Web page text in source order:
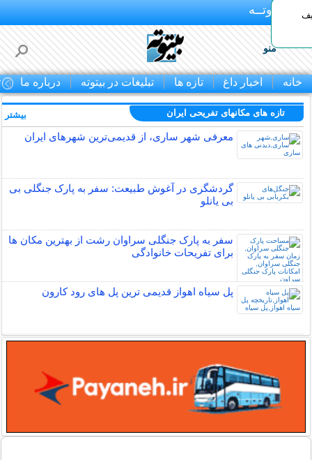
بـیتوتــه
منو
خانه اخبار داغ تازه ها تبلیغات در بیتوته درباره ما
تازه های مکانهای تفریحی ايران
معرفی شهر ساری، از قدیمی‌ترین شهرهای ایران
گردشگری در آغوش طبیعت: سفر به پارک جنگلی بی
بی یانلو
سفر به پارک جنگلی سراوان رشت از بهترین مکان ها
برای تفریحات خانوادگی
پل سیاه اهواز قدیمی ترین پل های رود کارون
بیشتر